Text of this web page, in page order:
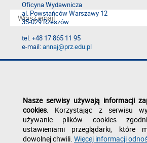
Oficyna Wydawnicza
al. Powstańców Warszawy 12
35-029 Rzeszów
tel. +48 17 865 11 95
e-mail:annaj@prz.edu.pl
Deklaracja dostępności
Nasze serwisy używają informacji
cookies. Korzystając z serwisu
używanie plików cookies
ustawieniami przeglądarki, które
dowolnej chwili. Więcej informacji